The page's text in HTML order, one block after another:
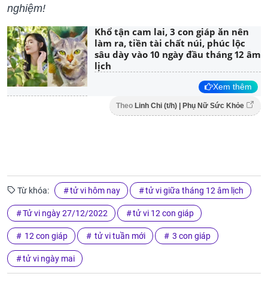
nghiệm!
Khổ tận cam lai, 3 con giáp ăn nên
làm ra, tiền tài chất núi, phúc lộc
sâu dày vào 10 ngày đầu tháng 12 âm
lịch
Xem thêm
Theo Linh Chi (t/h) | Phụ Nữ Sức Khỏe
Từ khóa: tử vi hôm nay tử vi giữa tháng 12 âm lịch
Tử vi ngày 27/12/2022 tử vi 12 con giáp
12 con giáp tử vi tuần mới 3 con giáp
tử vi ngày mai